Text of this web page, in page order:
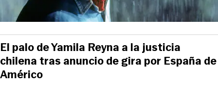
El palo de Yamila Reyna a la justicia
chilena tras anuncio de gira por España de
Américo